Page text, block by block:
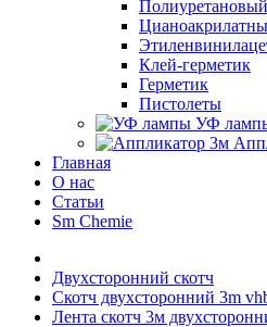
Клей-герметик
Герметик
Пистолеты
УФ
Главная
О нас
Статьи
Sm Chemie
Двухсторонний скотч
Скотч двухсторонний 3m
Лента скотч 3м